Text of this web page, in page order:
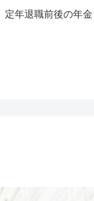
定年退職前後の年